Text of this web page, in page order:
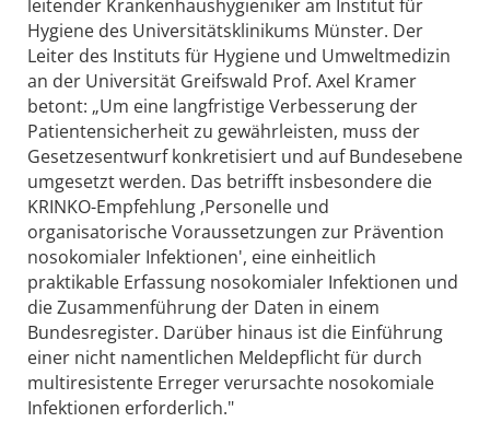
leitender Krankenhaushygieniker am Institut für
Hygiene des Universitätsklinikums Münster. Der
Leiter des Instituts für Hygiene und Umweltmedizin
an der Universität Greifswald Prof. Axel Kramer
betont: „Um eine langfristige Verbesserung der
Patientensicherheit zu gewährleisten, muss der
Gesetzesentwurf konkretisiert und auf Bundesebene
umgesetzt werden. Das betrifft insbesondere die
KRINKO-Empfehlung ‚Personelle und
organisatorische Voraussetzungen zur Prävention
nosokomialer Infektionen', eine einheitlich
praktikable Erfassung nosokomialer Infektionen und
die Zusammenführung der Daten in einem
Bundesregister. Darüber hinaus ist die Einführung
einer nicht namentlichen Meldepflicht für durch
multiresistente Erreger verursachte nosokomiale
Infektionen erforderlich."